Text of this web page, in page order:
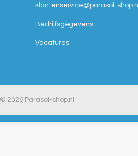
klantenservice@parasol-shop.nl
Bedrijfsgegevens
Vacatures
© 2026 Parasol-shop.nl